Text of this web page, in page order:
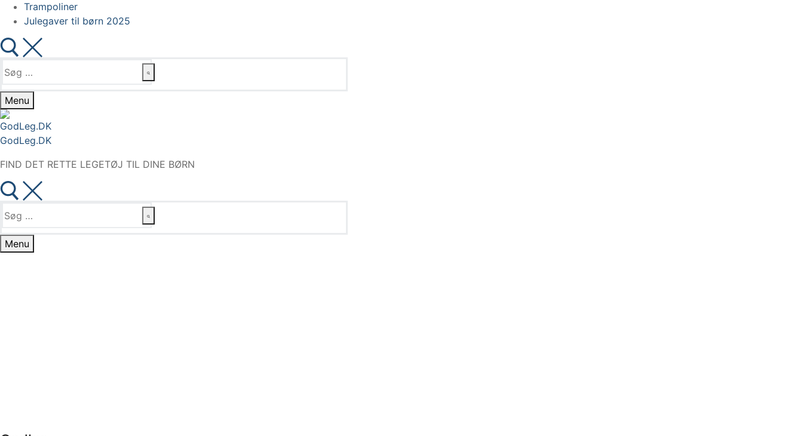
Trampoliner
Julegaver til børn 2025
Søg
efter:
Menu
GodLeg.DK
FIND DET RETTE LEGETØJ TIL DINE BØRN
Søg
efter:
Menu